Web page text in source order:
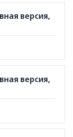
версия,
версия,